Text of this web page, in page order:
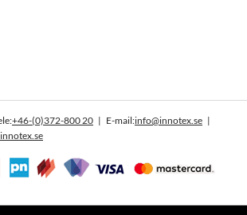
+46-(0)372-800 20 | E-mail:info@innotex.se |